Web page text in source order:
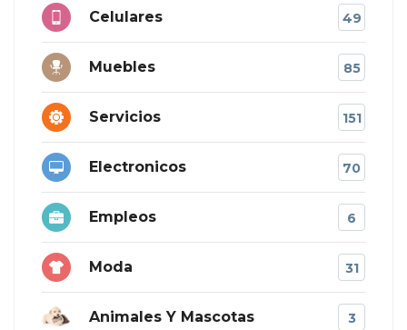
Celulares 49
Muebles 85
Servicios 151
Electronicos 70
Empleos 6
Moda 31
Animales Y Mascotas 3